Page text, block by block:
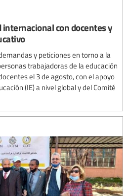
con docentes y
y peticiones en torno a la
trabajadoras de la educación
el 3 de agosto, con el apoyo
(IE) a nivel global y del Comité